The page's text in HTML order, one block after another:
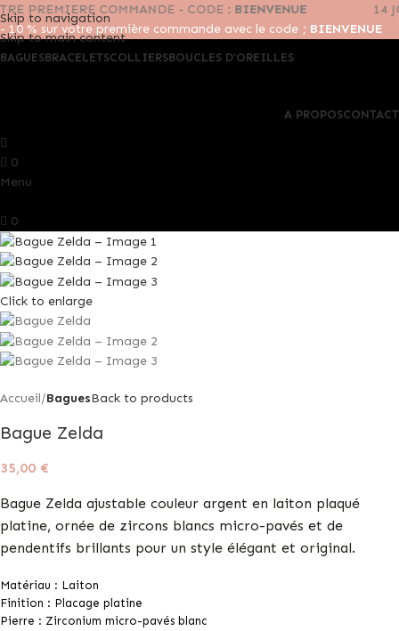
Skip to navigation
Skip to main content
-10% SUR VOTRE PREMIERE COMMANDE - CODE :
BIENVENUE
- 10 % sur votre première commande avec le code ; BIENVENUE
BAGUESBRACELETSCOLLIERSBOUCLES D’OREILLES
A PROPOSCONTACT
0
Menu
0
Click to enlarge
Accueil BaguesBack to products
Bague Zelda
35,00 €
Bague Zelda ajustable couleur argent en laiton plaqué
platine, ornée de zircons blancs micro-pavés et de
pendentifs brillants pour un style élégant et original.
Matériau : Laiton
Finition : Placage platine
Pierre : Zirconium micro-pavés blanc